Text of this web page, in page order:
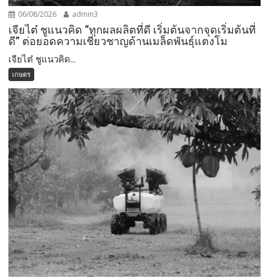
06/08/2026 admin3
เจียไต๋ ชูแนวคิด “ทุกผลผลิตที่ดี เริ่มต้นจากจุดเริ่มต้นที่
ดี” ต่อยอดความเชี่ยวชาญด้านเมล็ดพันธุ์แตงโม
เจียไต๋ ชูแนวคิด...
เกษตร